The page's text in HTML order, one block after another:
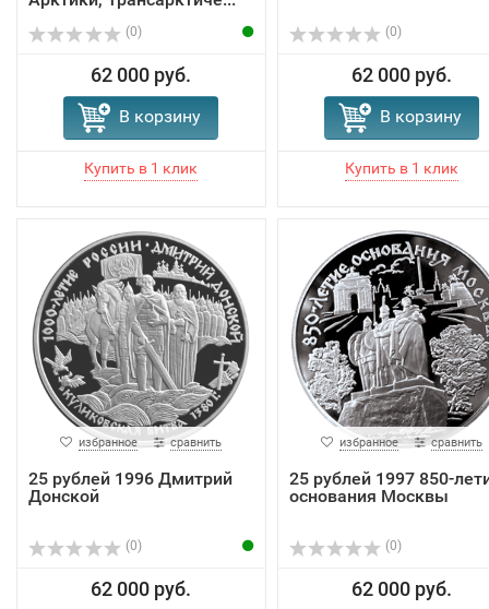
(0)
62 000 руб.
В корзину
(0)
62 000 руб.
В корзину
избранное сравнить
25 рублей 1996 Дмитрий
Донской
(0)
62 000 руб.
избранное сравнить
25 рублей 1997 850-
основания Москвы
(0)
62 000 руб.